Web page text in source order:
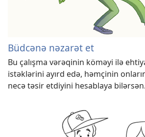
Büdcənə nəzarət et
Bu çalışma vərəqinin köməyi ilə
istəklərini ayırd edə, həmçinin
necə təsir etdiyini hesablaya bilərsən.